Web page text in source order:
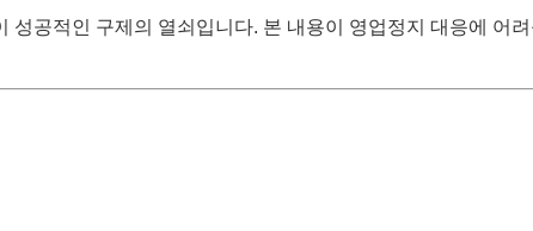
성공적인 구제의 열쇠입니다. 본 내용이 영업정지 대응에 어